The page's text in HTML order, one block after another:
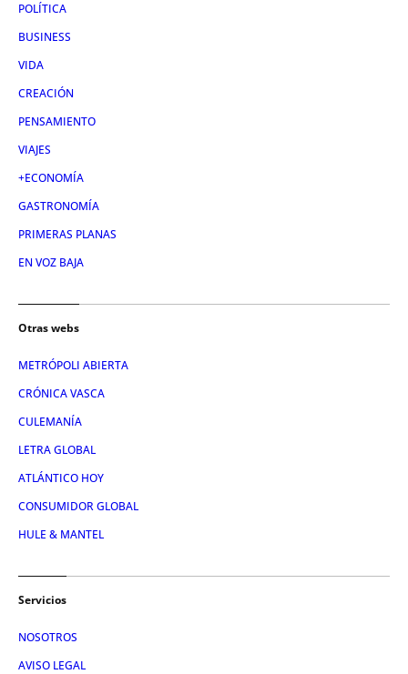
POLÍTICA
BUSINESS
VIDA
CREACIÓN
PENSAMIENTO
VIAJES
+ECONOMÍA
GASTRONOMÍA
PRIMERAS PLANAS
EN VOZ BAJA
Otras webs
METRÓPOLI ABIERTA
CRÓNICA VASCA
CULEMANÍA
LETRA GLOBAL
ATLÁNTICO HOY
CONSUMIDOR GLOBAL
HULE & MANTEL
Servicios
NOSOTROS
AVISO LEGAL